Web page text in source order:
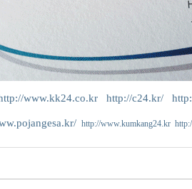
www.kk24.co.kr http://c24.kr/
http://www.kumkang24.kr